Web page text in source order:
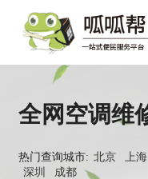
全网空调维
热门查询城市: 北京 上海
深圳
成都